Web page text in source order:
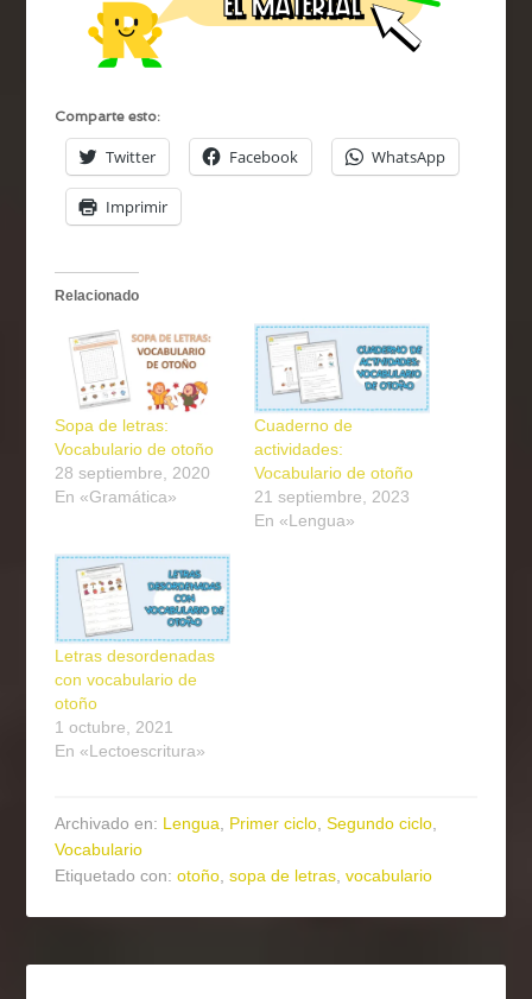
Comparte esto:
Twitter Facebook WhatsApp
Imprimir
Relacionado
Sopa de letras:
Vocabulario de otoño
28 septiembre, 2020
En «Gramática»
Cuaderno de
actividades:
Vocabulario de otoño
21 septiembre, 2023
En «Lengua»
Letras desordenadas
con vocabulario de
otoño
1 octubre, 2021
En «Lectoescritura»
Archivado en: Lengua, Primer ciclo,Segundo ciclo,
Vocabulario
Etiquetado con:otoño,sopa de letras,vocabulario